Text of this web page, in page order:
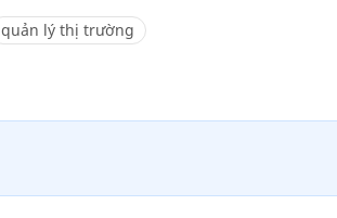
quản lý thị trường